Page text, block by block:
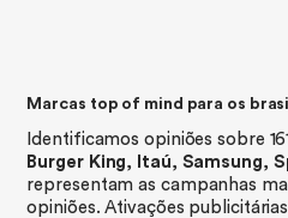
Marcas top of mind para os
Identificamos opiniões sobre
Burger King, Itaú, Samsung,
representam as campanhas
opiniões. Ativações